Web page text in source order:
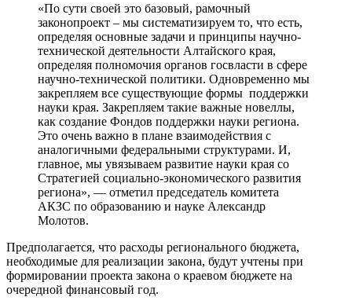
«По сути своей это базовый, рамочный
законопроект – мы систематизируем то, что есть,
определяя основные задачи и принципы научно-
технической деятельности Алтайского края,
определяя полномочия органов госвласти в сфере
научно-технической политики. Одновременно мы
закрепляем все существующие формы поддержки
науки края. Закрепляем такие важные новеллы,
как создание Фондов поддержки науки региона.
Это очень важно в плане взаимодействия с
аналогичными федеральными структурами. И,
главное, мы увязываем развитие науки края со
Стратегией социально-экономического развития
региона», — отметил председатель комитета
АКЗС по образованию и науке Александр
Молотов.
Предполагается, что расходы регионального бюджета,
необходимые для реализации закона, будут учтены при
формировании проекта закона о краевом бюджете на
очередной финансовый год.